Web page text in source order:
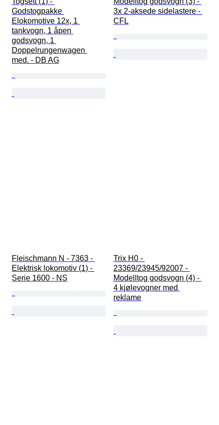
Godstogpakke
Elokomotive 12x, 1
tankvogn, 1 åpen
godsvogn, 1
Doppelrungenwagen
med. - DB AG
3x 2-aksede sidelastere -
CFL
Fleischmann N - 7363 -
Elektrisk lokomotiv (1) -
Serie 1600 - NS
Trix H0 -
23369/23945/92007 -
Modelltog godsvogn (4) -
4 kjølevogner med
reklame